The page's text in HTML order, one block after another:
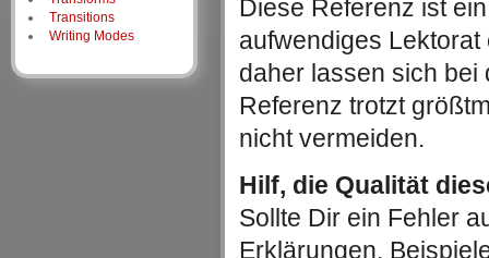
Diese Referenz ist
aufwendiges
daher lassen sich bei
Referenz trotzt
nicht vermeiden.
Hilf, die Qualität
Sollte Dir ein Fehler
Erklärungen,
Transitions
Writing Modes